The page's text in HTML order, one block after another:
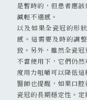
是暫時的，但患者應
減輕不適感。
以及如果全瓷冠的形
感。這需要及時的調
致。另外，雖然全瓷
不當使用下，它們仍
度用力咀嚼可以降低這
醫師也提醒，如果口
瓷冠的長期穩定性。